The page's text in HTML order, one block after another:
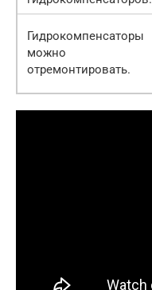
Гидрокомпенсаторы
можно
отремонтировать.